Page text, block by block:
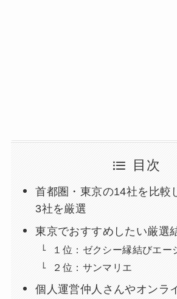
目次
首都圏・東京の14社を比較
3社を厳選
東京でおすすめしたい厳選
１位：ゼクシー縁結びエー
２位：サンマリエ
個人運営仲人さんやオンラ